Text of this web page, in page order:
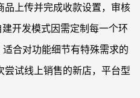
品上传并完成收款设置，审核
开发模式因需定制每一个环
适合对功能细节有特殊需求的
试线上销售的新店，平台型